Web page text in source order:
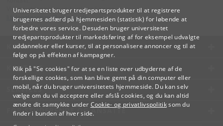
Universitetet bruger tredjepartsprodukter til at registrere
brugernes adfærd på hjemmesiden (statistik) for løbende at
forbedre vores service. Desuden bruger universitetet
tredjepartsprodukter til markedsføring af for eksempel udvalgte
uddannelser eller kurser, til at personalisere annoncer og til at
følge op på effekten af kampagner.
Klik på "Se cookies" for at se en liste over udbyderne af de
forskellige cookies, som kan blive gemt på din computer eller
mobil, når du bruger universitetets hjemmeside. Du kan selv
vælge om du vil acceptere eller afslå cookies, og du kan altid
ændre dit samtykke under Cookie- og privatlivspolitiksom du
finder i bunden af hver side.
Videreuddannelse og Livslang Læring
lifelonglearning@adm.ku.dk
KØBENHAVNS UNIVERSITET
KONTAKT
SERVICES
FOR STUDERENDE OG ANSATTE